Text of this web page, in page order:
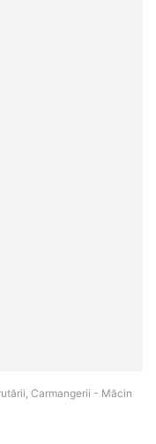
Carmangerii - Măcin